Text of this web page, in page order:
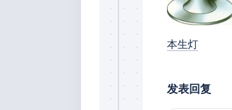
本生灯
发表回复